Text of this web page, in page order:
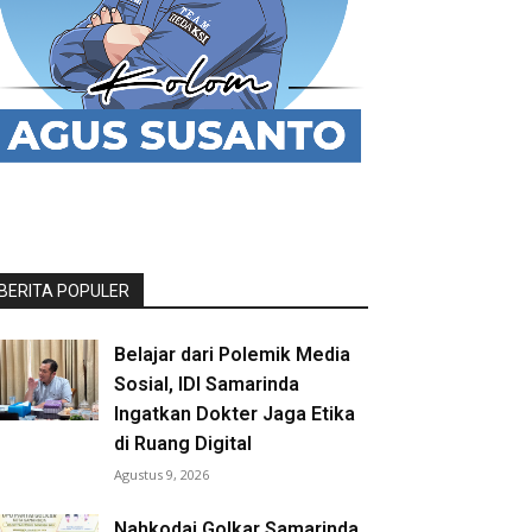
POPULER
Belajar dari Polemik Media
Sosial, IDI Samarinda
Ingatkan Dokter Jaga Etika
di Ruang Digital
Agustus 9, 2026